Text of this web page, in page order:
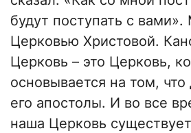
будут поступать с
Церковью Христовой.
Церковь – это Церковь,
основывается на том, что
его апостолы. И во все
наша Церковь